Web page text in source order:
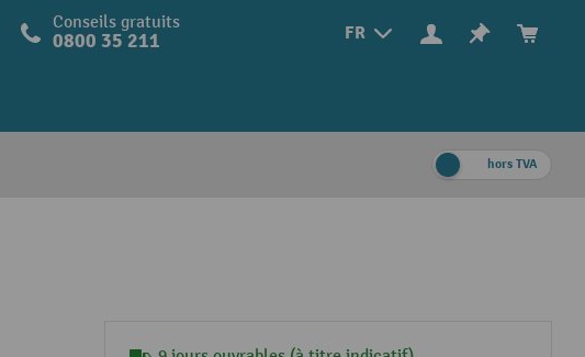
FR
Conseils gratuits
0800 35 211
hors TVA